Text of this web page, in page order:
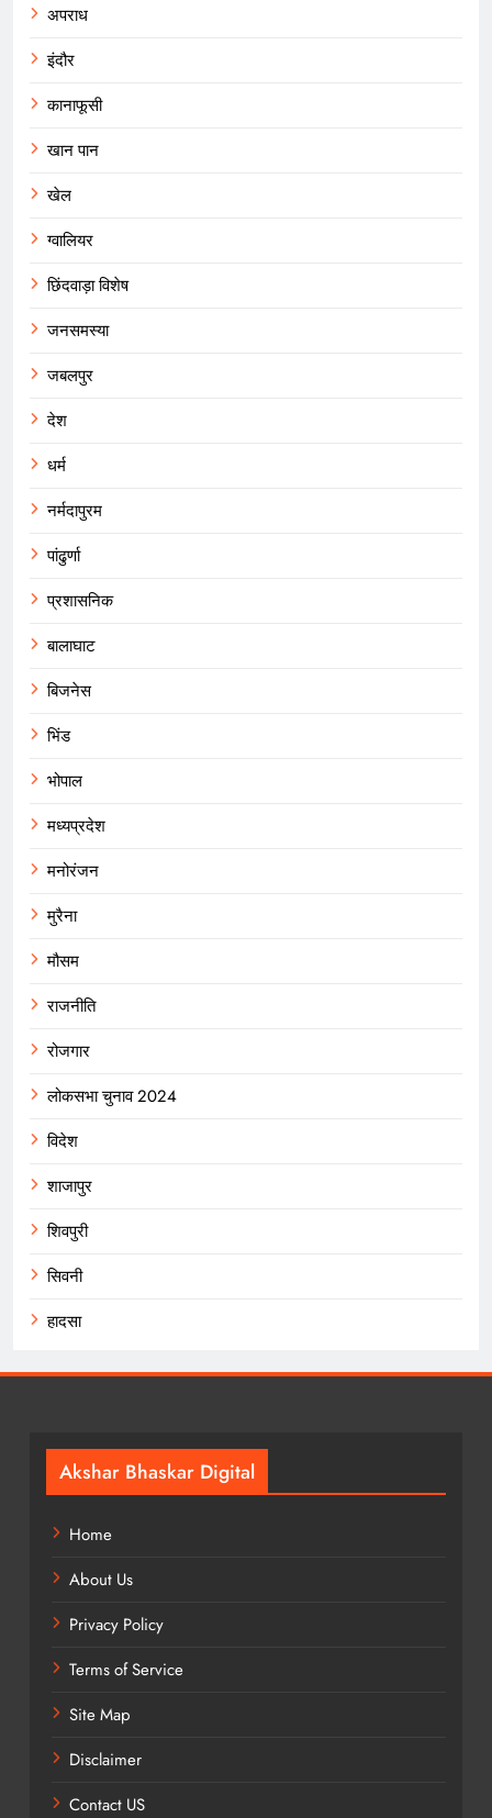
अपराध
इंदौर
कानाफूसी
खान पान
खेल
ग्वालियर
छिंदवाड़ा विशेष
जनसमस्या
जबलपुर
देश
धर्म
नर्मदापुरम
पांढुर्णा
प्रशासनिक
बालाघाट
बिजनेस
भिंड
भोपाल
मध्यप्रदेश
मनोरंजन
मुरैना
मौसम
राजनीति
रोजगार
लोकसभा चुनाव 2024
विदेश
शाजापुर
शिवपुरी
सिवनी
हादसा
Akshar Bhaskar Digital
Home
About Us
Privacy Policy
Terms of Service
Site Map
Disclaimer
Contact US